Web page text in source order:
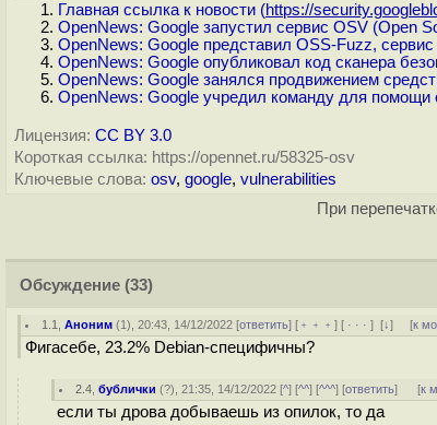
Главная ссылка к новости (https://
OpenNews: Google запустил сервис OSV (Open
OpenNews: Google представил OSS-Fuzz,
OpenNews: Google опубликовал код сканера
OpenNews: Google занялся продвижением
OpenNews: Google учредил команду для помощи
Лицензия: CC BY 3.0
Короткая ссылка: https://opennet.ru/58325-osv
Ключевые слова: osv, google, vulnerabilities
При
Обсуждение (33)
1.1 ,Аноним (1), 20:43, 14/12/2022 [ответить] [ ﹢﹢﹢] [ · · ·][↓] [к
Фигасебе, 23.2% Debian-специфичны?
2.4 ,бублички (?), 21:35, 14/12/2022 [^] [^^] [^^^] [ответить] [к
если ты дрова добываешь из опилок, то да